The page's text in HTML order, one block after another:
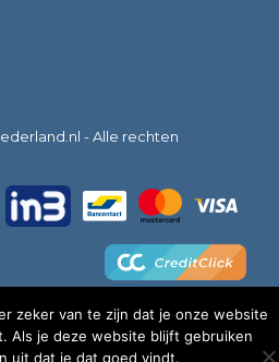
- Alle rechten
zeker van te zijn dat je onze website
Als je deze website blijft gebruiken
uit dat je dat goed vindt.